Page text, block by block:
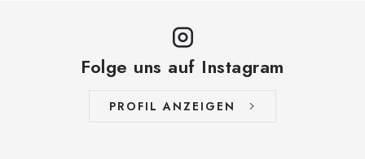
Folge uns auf Instagram
PROFIL ANZEIGEN